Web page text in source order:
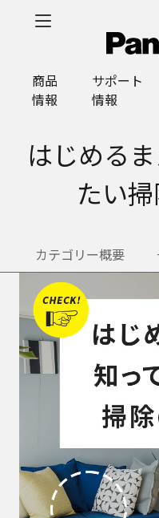
商品
情報
サポート
情報
はじめる
たい
カテゴリー概要